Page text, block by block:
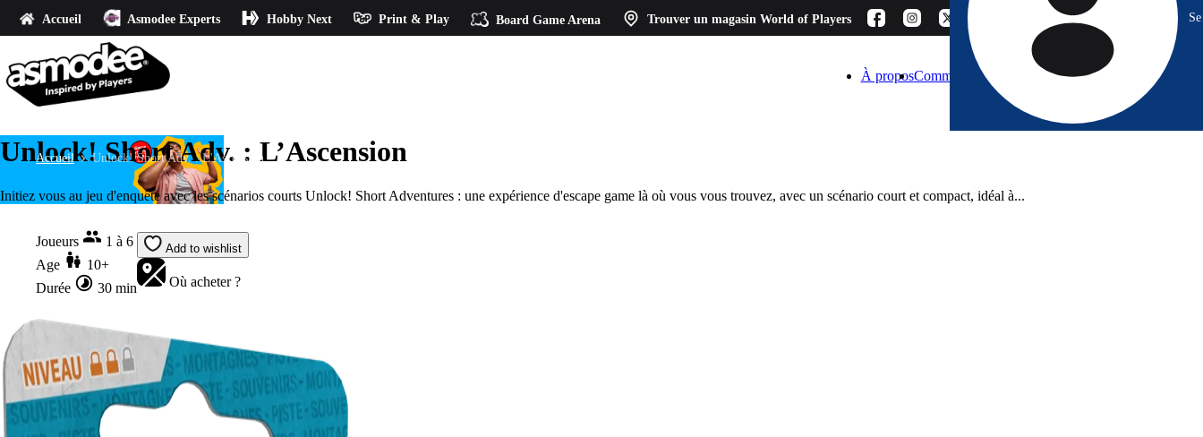
Accueil Asmodee Experts Hobby Next Print & Play Board Game Arena Trouver un magasin World of Players
À proposComment choisir ? BlogEspace Pro Contact
Accueil Unlock! Short Adv. : L'Ascension
Unlock! Short Adv. : L’Ascension
Initiez vous au jeu d'enquête avec les scénarios courts Unlock! Short Adventures : une expérience d'escape game là où vous vous trouvez, avec un scénario court et compact, idéal à...
Joueurs
1 à 6
Age
10+
Durée
30 min
Add to wishlist
Où acheter ?